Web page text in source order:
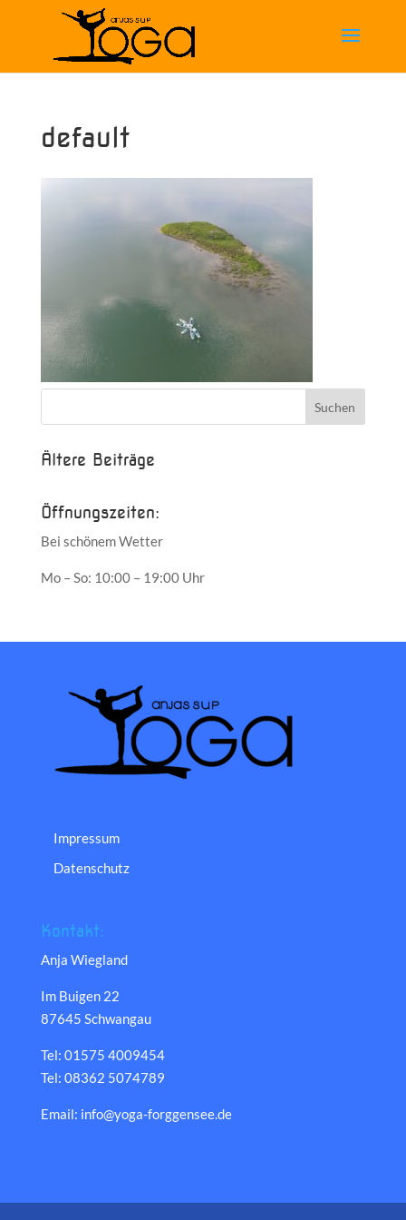
default
Ältere Beiträge
Öffnungszeiten:
Bei schönem Wetter
Mo – So: 10:00 – 19:00 Uhr
Impressum
Datenschutz
Kontakt:
Anja Wiegland
Im Buigen 22
87645 Schwangau
Tel: 01575 4009454
Tel: 08362 5074789
Email: info@yoga-forggensee.de